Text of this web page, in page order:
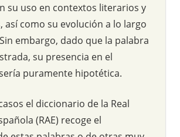
su uso en contextos literarios y
así como su evolución a lo largo
embargo, dado que la palabra
su presencia en el
puramente hipotética.
el diccionario de la Real
(RAE) recoge el